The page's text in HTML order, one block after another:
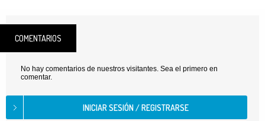
COMENTARIOS
No hay comentarios de nuestros visitantes. Sea el primero en
comentar.